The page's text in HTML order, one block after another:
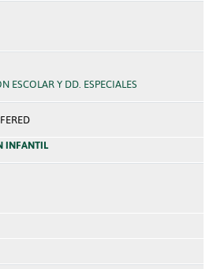
ESCOLAR Y DD. ESPECIALES
INFANTIL